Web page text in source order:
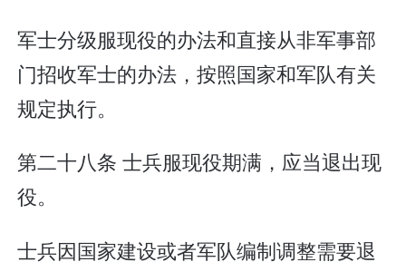
军士分级服现役的办法和直接从非军事部
门招收军士的办法，按照国家和军队有关
规定执行。
第二十八条 士兵服现役期满，应当退出现
役。
士兵因国家建设或者军队编制调整需要退